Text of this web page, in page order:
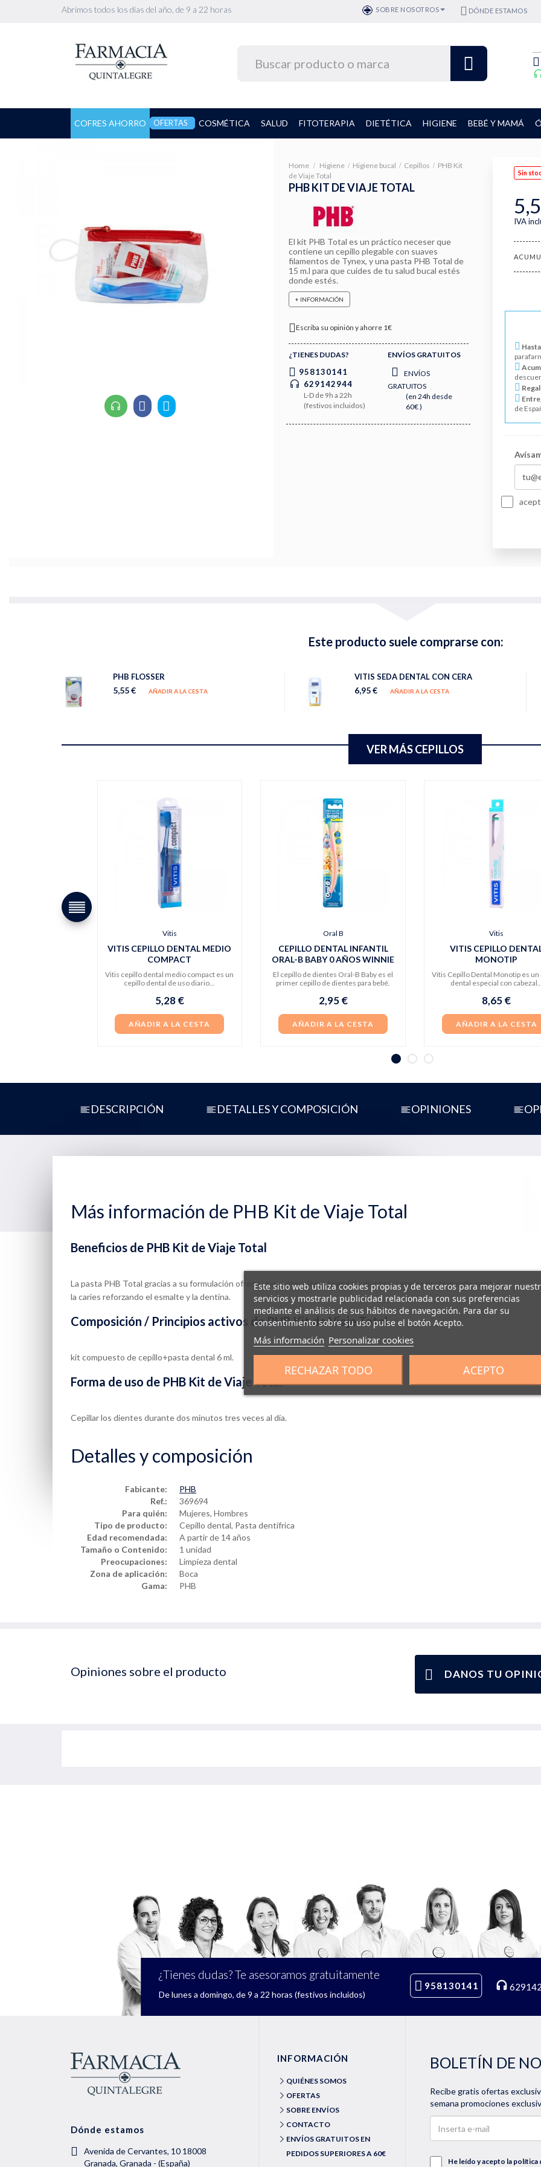
Abrimos todos los días del año, de 9 a 22 horas SOBRE NOSOTROS DÓNDE ESTAMOS
COFRES AHORRO OFERTAS COSMÉTICA SALUD FITOTERAPIA DIETÉTICA HIGIENE BEBÉ Y MAMÁ
Home Higiene Higiene bucal Cepillos
PHB Kit
de Viaje Total
PHB KIT DE VIAJE TOTAL
El kit PHB Total es un práctico neceser que
contiene un cepillo plegable con suaves
filamentos de Tynex, y una pasta PHB Total de
15 m.l para que cuides de tu salud bucal estés
donde estés.
+ INFORMACIÓN
Escriba su opinión y ahorre 1€
¿TIENES DUDAS?
958130141
629142944
L-D de 9h a 22h
(festivos incluidos)
ENVÍOS GRATUITOS
ENVÍOS
GRATUITOS
(en 24h desde
60€ )
Sin
IVA
de
Este producto suele comprarse con:
PHB FLOSSER
5,55 € AÑADIR A LA CESTA
VITIS SEDA DENTAL CON CERA
6,95 € AÑADIR A LA CESTA
VER MÁS CEPILLOS
Vitis
VITIS CEPILLO DENTAL MEDIO
COMPACT
Vitis cepillo dental medio compact es un
cepillo dental de uso diario...
5,28 €
AÑADIR A LA CESTA
Oral B
CEPILLO DENTAL INFANTIL
ORAL-B BABY 0 AÑOS WINNIE
POOH
El cepillo de dientes Oral-B Baby es el
primer cepillo de dientes para bebé.
2,95 €
AÑADIR A LA CESTA
Vitis
VITIS CEPILLO
MONOTIP
Vitis Cepillo Dental Monotip es un
dental especial con
8,65 €
AÑADIR A LA CESTA
DESCRIPCIÓN DETALLES Y COMPOSICIÓN OPINIONES
Más información de PHB Kit de Viaje Total
Beneficios de PHB Kit de Viaje Total
La pasta PHB Total gracias a su formulación ofrece una protección integral de dientes y encías protegiendo contra
la caries reforzando el esmalte y la dentina.
Composición / Principios activos de PHB Kit de Viaje Total
kit compuesto de cepillo+pasta dental 6 ml.
Forma de uso de PHB Kit de Viaje Total
Cepillar los dientes durante dos minutos tres veces al día.
Detalles y composición
Fabicante:
PHB
Ref.:
369694
Para quién:
Mujeres, Hombres
Tipo de producto:
Cepillo dental, Pasta dentífrica
Edad recomendada:
A partir de 14 años
Tamaño o Contenido:
1 unidad
Preocupaciones:
Limpieza dental
Zona de aplicación:
Boca
Gama:
PHB
Opiniones sobre el producto DANOS TU
¿Tienes dudas? Te asesoramos gratuitamente
De lunes a domingo, de 9 a 22 horas (festivos incluidos)
958130141
Dónde estamos
Avenida de Cervantes, 10 18008
Granada, Granada - (España)
INFORMACIÓN
QUIÉNES SOMOS
OFERTAS
SOBRE ENVÍOS
CONTACTO
ENVÍOS GRATUITOS EN
PEDIDOS SUPERIORES A 60€
BOLETÍN DE
Recibe gratis ofertas
semana promociones
He leído y acepto la política
Este sitio web utiliza cookies propias y de terceros para mejorar
servicios y mostrarle publicidad relacionada con sus preferencias
mediante el análisis de sus hábitos de navegación. Para dar su
consentimiento sobre su uso pulse el botón Acepto.
Más información Personalizar cookies
RECHAZAR TODO ACEPTO